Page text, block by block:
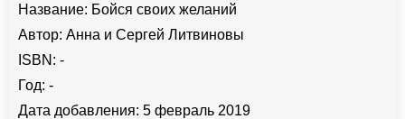
Название: Бойся своих желаний
Автор: Анна и Сергей Литвиновы
ISBN: -
Год: -
Дата добавления: 5 февраль 2019